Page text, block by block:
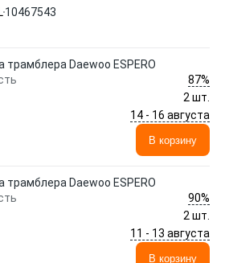
10467543
трамблера Daewoo ESPERO
87%
2 шт.
14 - 16 августа
В корзину
трамблера Daewoo ESPERO
90%
2 шт.
11 - 13 августа
В корзину